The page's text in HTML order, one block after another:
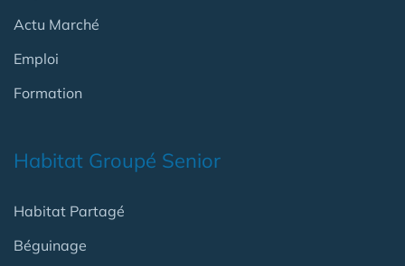
Actu Marché
Emploi
Formation
Habitat Groupé Senior
Habitat Partagé
Béguinage